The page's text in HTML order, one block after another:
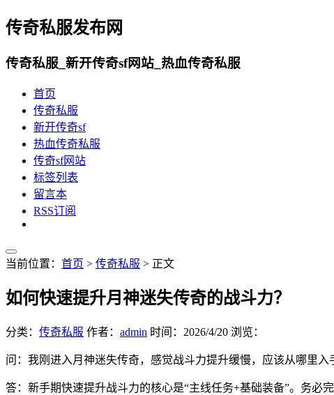
传奇私服发布网
传奇私服_新开传奇sf网站_热血传奇私服
首页
传奇私服
新开传奇sf
热血传奇私服
传奇sf网站
标签列表
留言本
RSS订阅
当前位置： 首页 > 传奇私服 > 正文
如何快速提升月神迷失传奇的战斗力？
分类： 传奇私服 作者： admin 时间： 2026/4/20 浏览：
问：我刚进入月神迷失传奇，感觉战斗力提升缓慢，应该从哪里入
答：新手期快速提升战斗力的核心是“主线任务+基础装备”。务必